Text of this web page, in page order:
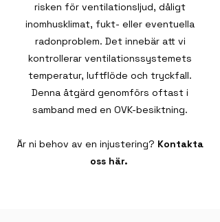
risken för ventilationsljud, dåligt
inomhusklimat, fukt- eller eventuella
radonproblem. Det innebär att vi
kontrollerar ventilationssystemets
temperatur, luftflöde och tryckfall.
Denna åtgärd genomförs oftast i
samband med en OVK-besiktning.
Är ni behov av en injustering? Kontakta
oss här.